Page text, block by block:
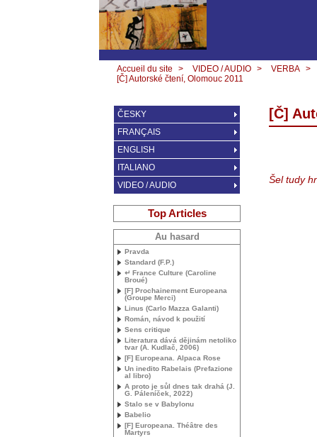
Accueil du site > VIDEO / AUDIO > VERBA >
[Č] Autorské čtení, Olomouc 2011
[Č]
Šel tudy
ČESKY
FRANÇAIS
ENGLISH
ITALIANO
VIDEO / AUDIO
Top Articles
Au hasard
Pravda
Standard (F.P.)
↵ France Culture (Caroline
Broué)
[F] Prochainement Europeana
(Groupe Merci)
Linus (Carlo Mazza Galanti)
Román, návod k použití
Sens critique
Literatura dává dějinám netoliko
tvar (A. Kudlač, 2006)
[F] Europeana. Alpaca Rose
Un inedito Rabelais (Prefazione
al libro)
A proto je sůl dnes tak drahá (J.
G.
Páleníček, 2022)
Stalo se v Babylonu
Babelio
[F] Europeana. Théâtre des
Martyrs